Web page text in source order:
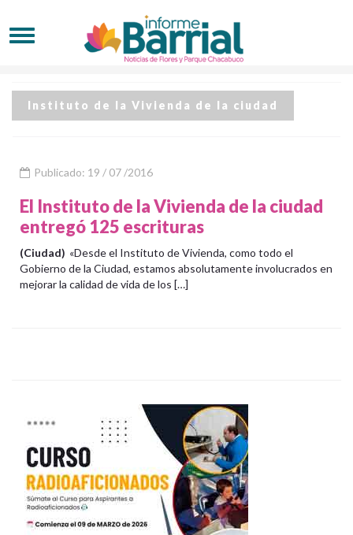
Instituto de la Vivienda de la ciudad
Publicado: 19 / 07 /2016
El Instituto de la Vivienda de la ciudad
entregó 125 escrituras
(Ciudad) «Desde el Instituto de Vivienda, como todo el
Gobierno de la Ciudad, estamos absolutamente involucrados en
mejorar la calidad de vida de los […]